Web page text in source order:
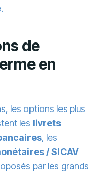
de
en
les options les plus
les livrets
, les
/ SICAV
par les grands